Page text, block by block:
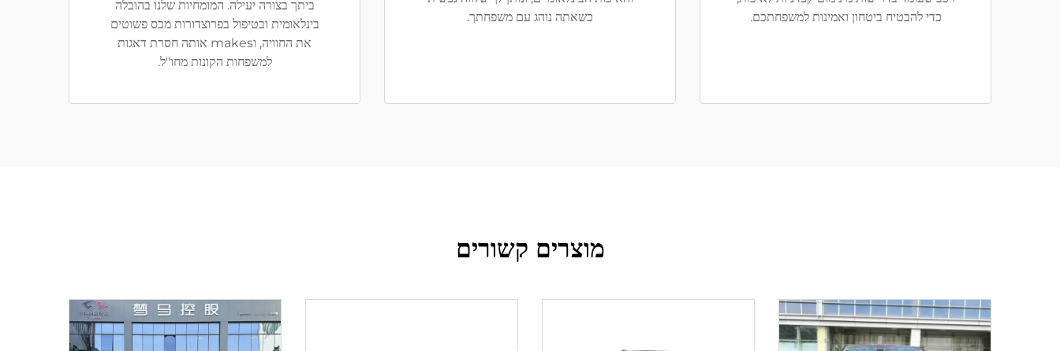
כדי להבטיח ביטחון ואמינות למשפחתכם.
כשאתה נוהג עם משפחתך.
ביתך בצורה יעילה. המומחיות שלנו בהובלה
בינלאומית ובטיפול בפרוצדורות מכס פשוטים
את החוויה, וmakes אותה חסרת דאגות
למשפחות הקונות מחו"ל.
מוצרים קשורים